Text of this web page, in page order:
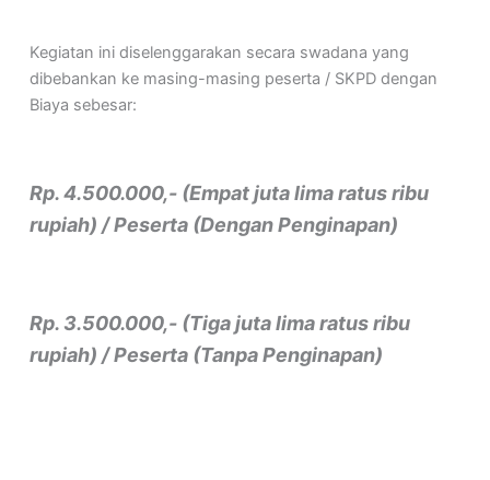
Kegiatan ini diselenggarakan secara swadana yang
dibebankan ke masing-masing peserta / SKPD dengan
Biaya sebesar:
Rp. 4.500.000,- (Empat juta lima ratus ribu
rupiah) / Peserta (Dengan Penginapan)
Rp. 3.500.000,- (Tiga juta lima ratus ribu
rupiah) / Peserta (Tanpa Penginapan)